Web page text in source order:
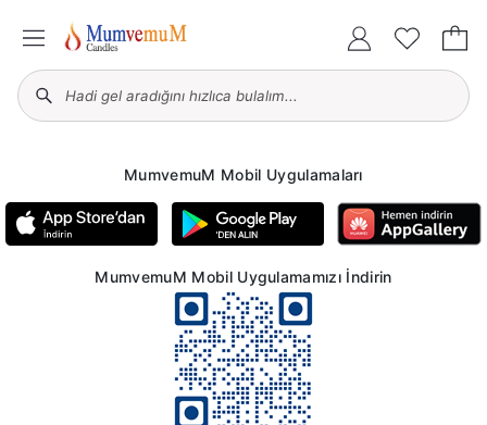
MumvemuM Mobil Uygulamaları
MumvemuM Mobil Uygulamamızı İndirin